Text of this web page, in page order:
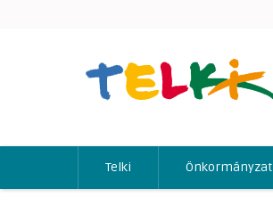
Telki Önkormányzat